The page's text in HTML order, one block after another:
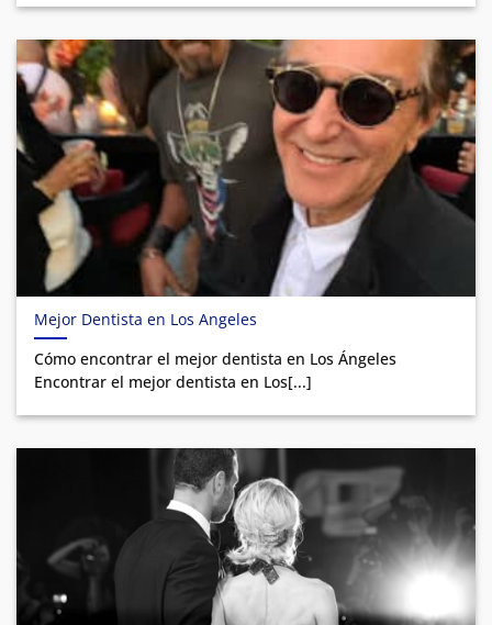
Mejor Dentista en Los Angeles
Cómo encontrar el mejor dentista en Los Ángeles
Encontrar el mejor dentista en Los[...]